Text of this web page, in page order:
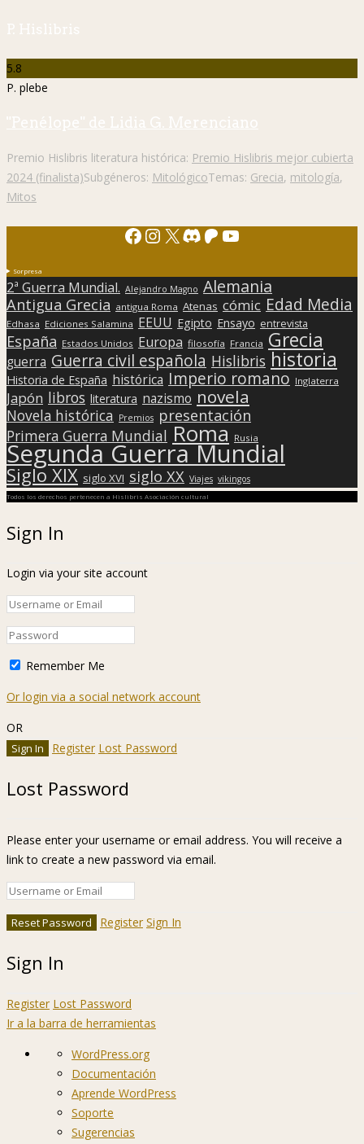
P. Hislibris
5.8
P. plebe
"Penélope" de Lidia G. Merenciano
Premio Hislibris literatura histórica: Premio Hislibris mejor cubierta
2024 (finalista)Subgéneros: MitológicoTemas: Grecia, mitología,
Mitos
Facebook
Instagram
X Discord
Patreon
YouTube
Sorpresa
2ª Guerra Mundial. Alejandro Magno Alemania
Antigua Grecia antigua Roma Atenas cómic Edad Media
Edhasa Ediciones Salamina EEUU Egipto Ensayo entrevista
España Estados Unidos Europa filosofía Francia Grecia
guerra Guerra civil española Hislibris historia
Historia de España histórica Imperio romano Inglaterra
Japón libros literatura nazismo novela
Novela histórica Premios presentación
Primera Guerra Mundial Roma Rusia
Segunda Guerra Mundial
Siglo XIX siglo XVI siglo XX Viajes vikingos
Todos los derechos pertenecen a Hislibris Asociación cultural
Sign In
Login via your site account
Remember Me
Or login via a social network account
OR
Register Lost Password
Lost Password
Please enter your username or email address. You will receive a
link to create a new password via email.
Register Sign In
Sign In
Register Lost Password
Ir a la barra de herramientas
Acerca
WordPress
WordPress.org
Documentación
Aprende WordPress
Soporte
Sugerencias